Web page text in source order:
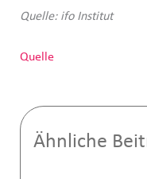
Quelle: ifo Institut
Quelle
Ähnliche